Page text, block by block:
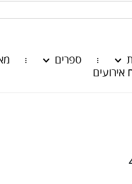
ספרים
אירועים